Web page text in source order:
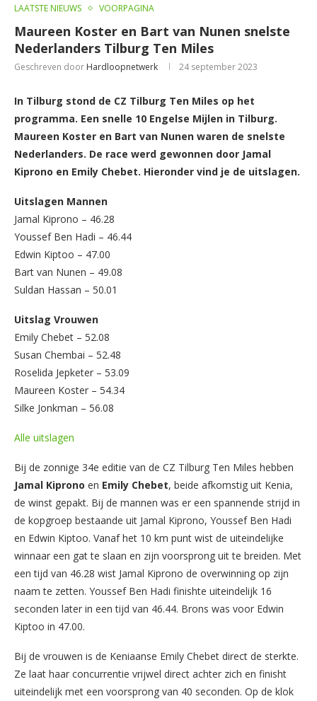
LAATSTE NIEUWS VOORPAGINA
Maureen Koster en Bart van Nunen snelste
Nederlanders Tilburg Ten Miles
Geschreven door Hardloopnetwerk 24 september 2023
In Tilburg stond de CZ Tilburg Ten Miles op het
programma. Een snelle 10 Engelse Mijlen in Tilburg.
Maureen Koster en Bart van Nunen waren de snelste
Nederlanders. De race werd gewonnen door Jamal
Kiprono en Emily Chebet. Hieronder vind je de uitslagen.
Uitslagen Mannen
Jamal Kiprono – 46.28
Youssef Ben Hadi – 46.44
Edwin Kiptoo – 47.00
Bart van Nunen – 49.08
Suldan Hassan – 50.01
Uitslag Vrouwen
Emily Chebet – 52.08
Susan Chembai – 52.48
Roselida Jepketer – 53.09
Maureen Koster – 54.34
Silke Jonkman – 56.08
Alle uitslagen
Bij de zonnige 34e editie van de CZ Tilburg Ten Miles hebben
Jamal Kiprono en Emily Chebet, beide afkomstig uit Kenia,
de winst gepakt. Bij de mannen was er een spannende strijd in
de kopgroep bestaande uit Jamal Kiprono, Youssef Ben Hadi
en Edwin Kiptoo. Vanaf het 10 km punt wist de uiteindelijke
winnaar een gat te slaan en zijn voorsprong uit te breiden. Met
een tijd van 46.28 wist Jamal Kiprono de overwinning op zijn
naam te zetten. Youssef Ben Hadi finishte uiteindelijk 16
seconden later in een tijd van 46.44. Brons was voor Edwin
Kiptoo in 47.00.
Bij de vrouwen is de Keniaanse Emily Chebet direct de sterkte.
Ze laat haar concurrentie vrijwel direct achter zich en finisht
uiteindelijk met een voorsprong van 40 seconden. Op de klok